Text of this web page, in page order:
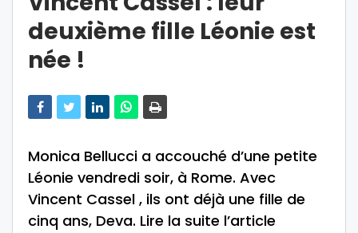
deuxième fille Léonie est
née !
Monica Bellucci a accouché d’une petite
Léonie vendredi soir, à Rome. Avec
Vincent Cassel , ils ont déjà une fille de
cinq ans, Deva. Lire la suite l’article